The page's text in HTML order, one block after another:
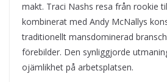
makt. Traci Nashs resa från rookie
kombinerat med Andy McNallys
traditionellt mansdominerad
förebilder. Den synliggjorde
ojämlikhet på arbetsplatsen.